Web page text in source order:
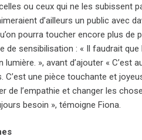
ou ceux qui ne les subissent
d’ailleurs un public avec
pourra toucher encore plus de
sensibilisation : « Il faudrait
», avant d’ajouter « C’est
une pièce touchante et
l’empathie et changer les
besoin », témoigne Fiona.